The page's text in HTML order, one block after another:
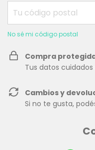
No sé mi código postal
Compra
Tus datos
Cambios y
Si no te gusta,